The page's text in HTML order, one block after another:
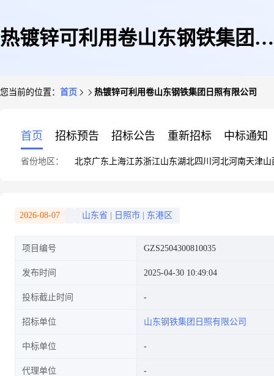
热镀锌可利用卷山东钢铁集团日
您当前的位置： 首页 热镀锌可利用卷山东钢铁集团日照有限公司
首页 招标预告 招标公告 重新招标 中标通知
省份地区： 北京广东 上海江苏浙江山东湖北四川 河北河南天津山
2026-08-07 山东省 日照市 东港区
项目编号 GZS2504300810035
发布时间 2025-04-30 10:49:04
投标截止时间
招标单位 山东钢铁集团日照有限公司
中标单位
代理单位